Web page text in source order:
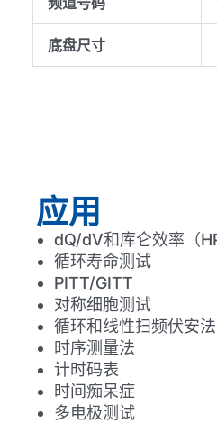
底盘尺寸
应用
dQ/dV和库仑效率（
循环寿命测试
PITT/GITT
对称细胞测试
循环和线性扫频伏安法
时序测量法
计时码表
时间痴呆症
多电极测试